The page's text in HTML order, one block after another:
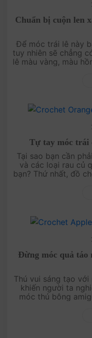
Chuẩn bị cuộn len
Để móc trái lê này
tuy nhiên sẽ chẳng
lê màu vàng, màu
Tự tay móc trái
Tại sao bạn cần
và các loại rau củ
bạn? Thứ nhất, đồ
Đừng móc quả táo
Thú vui sáng tạo
khiến người ta
móc thú bông